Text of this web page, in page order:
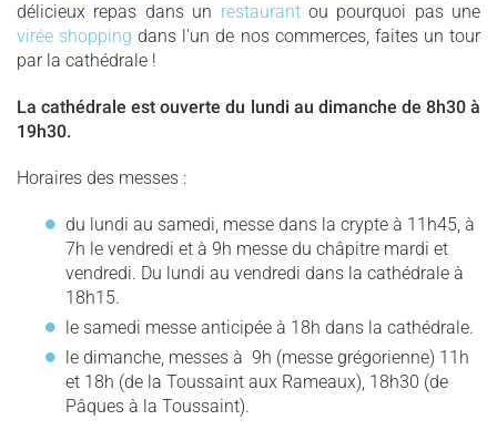
délicieux repas dans un restaurantou pourquoi pas une
virée shopping dans l'un de nos commerces, faites un tour
par la cathédrale !
La cathédrale est ouverte du lundi au dimanche de 8h30 à
19h30.
Horaires des messes :
du lundi au samedi, messe dans la crypte à 11h45, à
7h le vendredi et à 9h messe du châpitre mardi et
vendredi. Du lundi au vendredi dans la cathédrale à
18h15.
le samedi messe anticipée à 18h dans la cathédrale.
le dimanche, messes à 9h (messe grégorienne) 11h
et 18h (de la Toussaint aux Rameaux), 18h30 (de
Pâques à la Toussaint).